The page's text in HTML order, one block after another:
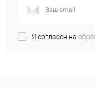
Я согласен на